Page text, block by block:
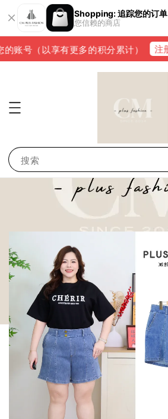
Shopping: 追踪您的订单
您信赖的商店
账号（以享有更多的积分累计） 注册
搜索